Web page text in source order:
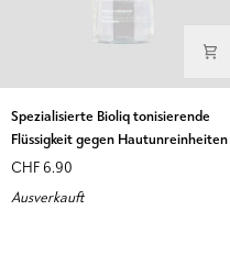
Spezialisierte
Bioliq
tonisierende
Flüssigkeit
gegen
Spezialisierte Bioliq tonisierende
Flüssigkeit gegen Hautunreinheiten
CHF 6.90
Ausverkauft